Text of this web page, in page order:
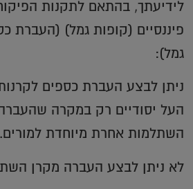
לידיעתך, בהתאם לתקנות
פיננסיים (קופות גמל) (העברת
גמל):
ניתן לבצע העברת כספים
העל יסודיים רק במקרה
השתלמות אחרת מיוחדת למורים.
לא ניתן לבצע העברה מקרן